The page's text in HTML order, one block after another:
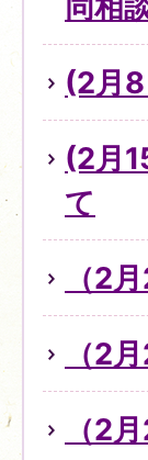
(2月
(2月
て
（2
（2
（2